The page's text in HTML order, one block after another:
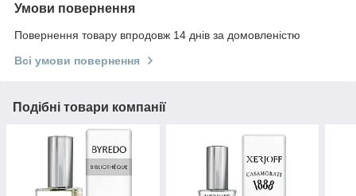
Умови повернення
Повернення товару впродовж 14 днів за домовленістю
Всі умови повернення
Подібні товари компанії